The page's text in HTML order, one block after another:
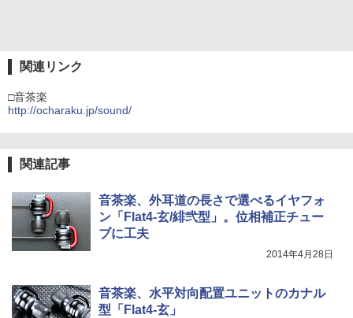
関連リンク
□音茶楽
http://ocharaku.jp/sound/
関連記事
音茶楽、外耳道の長さで選べるイヤフォ
ン「Flat4-玄/緋弐型」。位相補正チュー
ブに工夫
2014年4月28日
音茶楽、水平対向配置ユニットのカナル
型「Flat4-玄」